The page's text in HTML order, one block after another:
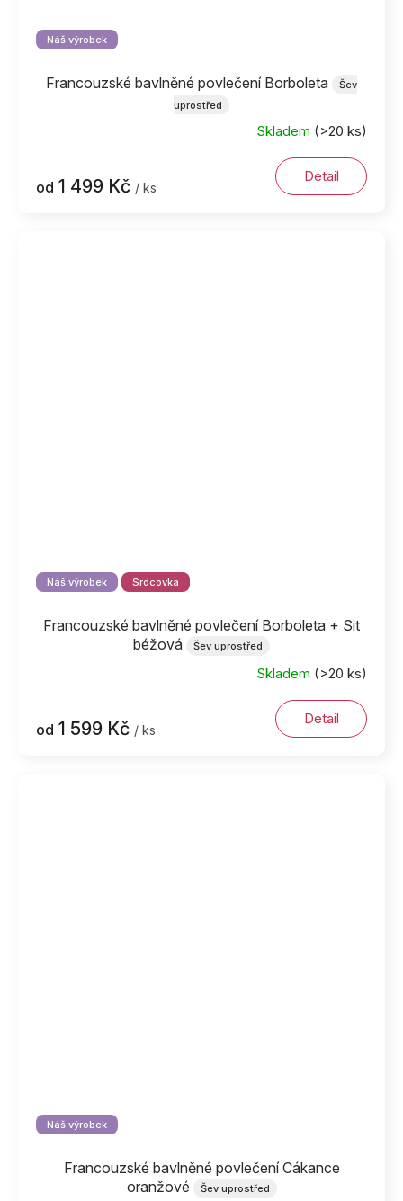
Náš výrobek
Francouzské bavlněné povlečení Borboleta
Šev
uprostřed
Skladem (>20 ks)
od 1 499 Kč / ks
Detail
Náš výrobek Srdcovka
Francouzské bavlněné povlečení Borboleta + Sit
béžová
Šev uprostřed
Skladem (>20 ks)
od 1 599 Kč / ks
Detail
Náš výrobek
Francouzské bavlněné povlečení Cákance
oranžové
Šev uprostřed